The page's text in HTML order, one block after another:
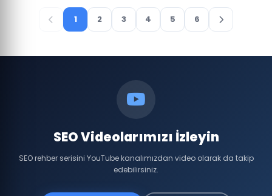
1 2 3 4 5 6
SEO Videolarımızı İzleyin
SEO rehber serisini YouTube kanalımızdan video olarak da takip
edebilirsiniz.